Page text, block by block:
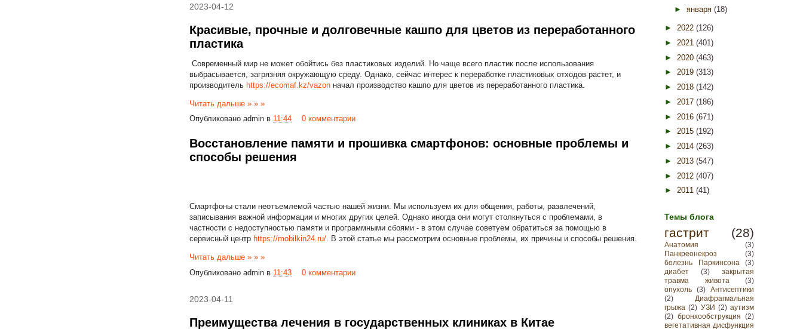
2023-04-12
Красивые, прочные и долговечные кашпо для цветов из переработанного
пластика
Современный мир не может обойтись без пластиковых изделий. Но чаще всего пластик после использования
выбрасывается, загрязняя окружающую среду. Однако, сейчас интерес к переработке пластиковых отходов растет, и
производитель https://ecomaf.kz/vazon начал производство кашпо для цветов из переработанного пластика.
Читать дальше » » »
Опубликовано admin в 11:44 0 комментарии
Восстановление памяти и прошивка смартфонов: основные проблемы и
способы решения
Смартфоны стали неотъемлемой частью нашей жизни. Мы используем их для общения, работы, развлечений,
записывания важной информации и многих других целей. Однако иногда они могут столкнуться с проблемами, в
частности с недоступностью памяти и программными сбоями - в этом случае советуем обратиться за помощью в
сервисный центр https://mobilkin24.ru/. В этой статье мы рассмотрим основные проблемы, их причины и способы решения.
Читать дальше » » »
Опубликовано admin в 11:43 0 комментарии
2023-04-11
Преимущества лечения в государственных клиниках в Китае
► января (18)
► 2022 (126)
► 2021 (401)
► 2020 (463)
► 2019 (313)
► 2018 (142)
► 2017 (186)
► 2016 (671)
► 2015 (192)
► 2014 (263)
► 2013 (547)
► 2012 (407)
► 2011 (41)
Темы блога
гастрит (28)
Анатомия
(3)
Панкреонекроз
(3)
болезнь Паркинсона
(3)
диабет
(3)
закрытая
травма живота
(3)
опухоль
(3)
Антисептики
(2)
Диафрагмальная
грыжа (2) УЗИ (2) аутизм
(2) бронхообструкция
(2)
вегетативная дисфункция